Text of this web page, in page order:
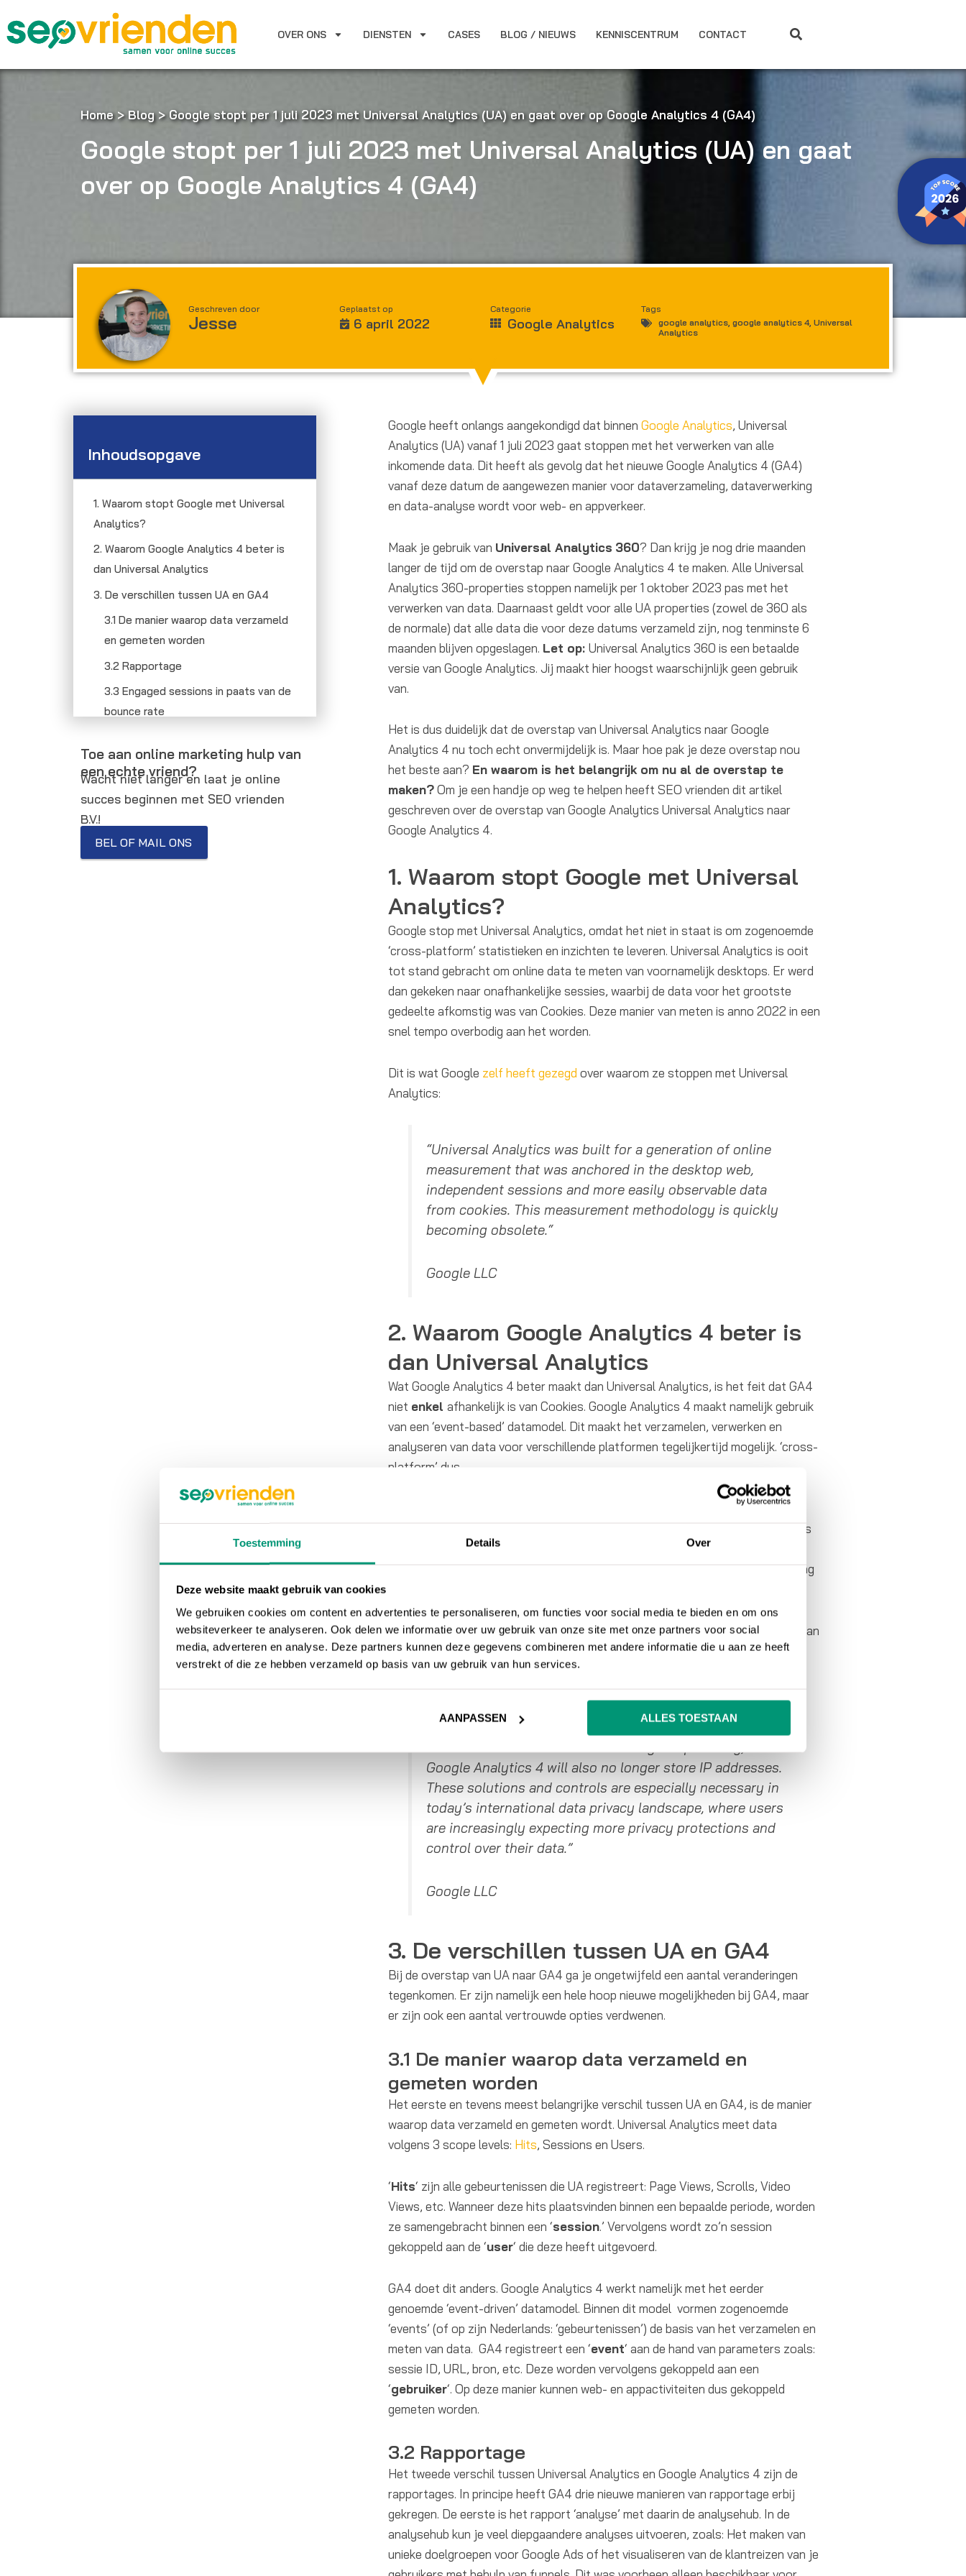
Toestemming Details Over
Deze website maakt gebruik van cookies
We gebruiken cookies om content en advertenties te personaliseren, om functies voor social media te bieden en om ons
websiteverkeer te analyseren. Ook delen we informatie over uw gebruik van onze site met onze partners voor social
media, adverteren en analyse. Deze partners kunnen deze gegevens combineren met andere informatie die u aan ze heeft
verstrekt of die ze hebben verzameld op basis van uw gebruik van hun services.
AANPASSEN ALLES TOESTAAN
naar
inhoud
OVER ONS DIENSTEN CASES BLOG / NIEUWS KENNISCENTRUM CONTACT
Home>Blog>Google stopt per 1 juli 2023 met Universal Analytics (UA) en gaat over op Google Analytics 4 (GA4)
Google stopt per 1 juli 2023 met Universal Analytics (UA) en gaat
over op Google Analytics 4 (GA4)
Geschreven door
Jesse
Geplaatst op
6 april 2022
Categorie
Google Analytics
Tags
google analytics, google analytics 4, Universal
Analytics
Inhoudsopgave
1. Waarom stopt Google met Universal
Analytics?
2. Waarom Google Analytics 4 beter is
dan Universal Analytics
3. De verschillen tussen UA en GA4
3.1 De manier waarop data verzameld
en gemeten worden
3.2 Rapportage
3.3 Engaged sessions in paats van de
bounce rate
4. De voordelen van Google Analytics 4
4.1 Web en app data overzichtelijk in
één overzicht
Toe aan online marketing hulp van
een echte vriend?
Wacht niet langer en laat je online
succes beginnen met SEO vrienden
B.V.!
BEL OF MAIL ONS
Google heeft onlangs aangekondigd dat binnenGoogle Analytics, Universal
Analytics (UA) vanaf 1 juli 2023 gaat stoppen met het verwerken van alle
inkomende data. Dit heeft als gevolg dat het nieuwe Google Analytics 4 (GA4)
vanaf deze datum de aangewezen manier voor dataverzameling, dataverwerking
en data-analyse wordt voor web- en appverkeer.
Maak je gebruik van Universal Analytics 360? Dan krijg je nog drie maanden
langer de tijd om de overstap naar Google Analytics 4 te maken. Alle Universal
Analytics 360-properties stoppen namelijk per 1 oktober 2023 pas met het
verwerken van data. Daarnaast geldt voor alle UA properties (zowel de 360 als
de normale) dat alle data die voor deze datums verzameld zijn, nog tenminste 6
maanden blijven opgeslagen. Let op:Universal Analytics 360 is een betaalde
versie van Google Analytics. Jij maakt hier hoogst waarschijnlijk geen gebruik
van.
Het is dus duidelijk dat de overstap van Universal Analytics naar Google
Analytics 4 nu toch echt onvermijdelijk is. Maar hoe pak je deze overstap nou
het beste aan? En waarom is het belangrijk om nu al de overstap te
maken?Om je een handje op weg te helpen heeft SEO vrienden dit artikel
geschreven over de overstap van Google Analytics Universal Analytics naar
Google Analytics 4.
1. Waarom stopt Google met Universal
Analytics?
Google stop met Universal Analytics, omdat het niet in staat is om zogenoemde
‘cross-platform’ statistieken en inzichten te leveren. Universal Analytics is ooit
tot stand gebracht om online data te meten van voornamelijk desktops. Er werd
dan gekeken naar onafhankelijke sessies, waarbij de data voor het grootste
gedeelte afkomstig was van Cookies. Deze manier van meten is anno 2022 in een
snel tempo overbodig aan het worden.
Dit is wat Google zelf heeft gezegd over waarom ze stoppen met Universal
Analytics:
“Universal Analytics was built for a generation of online
measurement that was anchored in the desktop web,
independent sessions and more easily observable data
from cookies. This measurement methodology is quickly
becoming obsolete.“
Google LLC
2. Waarom Google Analytics 4 beter is
dan Universal Analytics
Wat Google Analytics 4 beter maakt dan Universal Analytics, is het feit dat GA4
niet enkelafhankelijk is van Cookies. Google Analytics 4 maakt namelijk gebruik
van een ‘event-based’ datamodel. Dit maakt het verzamelen, verwerken en
analyseren van data voor verschillende platformen tegelijkertijd mogelijk. ‘cross-
platform’ dus.
Daarnaast beschermt Google Analytics 4 de data van je gebruikers veel beter
dan Universal Analytics dat deed. Een voorbeeld hiervan is dat Google Analytics
4 geen IP-adressen meer opslaat. Een essentiële verbetering binnen het
werkveld van data-analytics, omdat gebruikers steeds meer privacybescherming
Dit is wat Googlezelf heeft gezegdover waarom Google Analytics 4 beter is dan
Universal Analytics:
“It helps businesses meet evolving needs and user
expectations, with more comprehensive and granular
Google Analytics 4 will also no longer store IP addresses.
These solutions and controls are especially necessary in
today’s international data privacy landscape, where users
are increasingly expecting more privacy protections and
control over their data.”
Google LLC
3. De verschillen tussen UA en GA4
Bij de overstap van UA naar GA4 ga je ongetwijfeld een aantal veranderingen
tegenkomen. Er zijn namelijk een hele hoop nieuwe mogelijkheden bij GA4, maar
er zijn ook een aantal vertrouwde opties verdwenen.
3.1 De manier waarop data verzameld en
gemeten worden
Het eerste en tevens meest belangrijke verschil tussen UA en GA4, is de manier
waarop data verzameld en gemeten wordt. Universal Analytics meet data
volgens 3 scope levels: Hits, Sessions en Users.
‘Hits‘ zijn alle gebeurtenissen die UA registreert: Page Views, Scrolls, Video
Views, etc. Wanneer deze hits plaatsvinden binnen een bepaalde periode, worden
ze samengebracht binnen een ‘session.’ Vervolgens wordt zo’n session
gekoppeld aan de ‘user‘ die deze heeft uitgevoerd.
GA4 doet dit anders. Google Analytics 4 werkt namelijk met het eerder
genoemde ‘event-driven’ datamodel. Binnen dit model vormen zogenoemde
‘events’ (of op zijn Nederlands: ‘gebeurtenissen’) de basis van het verzamelen en
meten van data. GA4 registreert een ‘event‘ aan de hand van parameters zoals:
sessie ID, URL, bron, etc. Deze worden vervolgens gekoppeld aan een
‘gebruiker‘. Op deze manier kunnen web- en appactiviteiten dus gekoppeld
gemeten worden.
3.2 Rapportage
Het tweede verschil tussen Universal Analytics en Google Analytics 4 zijn de
rapportages. In principe heeft GA4 drie nieuwe manieren van rapportage erbij
gekregen. De eerste is het rapport ‘analyse’ met daarin de analysehub. In de
analysehub kun je veel diepgaandere analyses uitvoeren, zoals: Het maken van
unieke doelgroepen voor Google Ads of het visualiseren van de klantreizen van je